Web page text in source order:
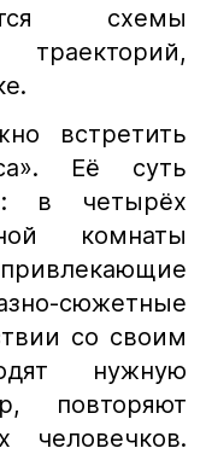
схемы
встретить
Её суть
в четырёх
комнаты
сюжетные
со своим
нужную
повторяют
человечков.